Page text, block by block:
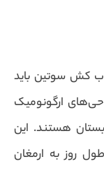
کش سوتین باید
ارگونومیک
هستند. این
روز به ارمغان